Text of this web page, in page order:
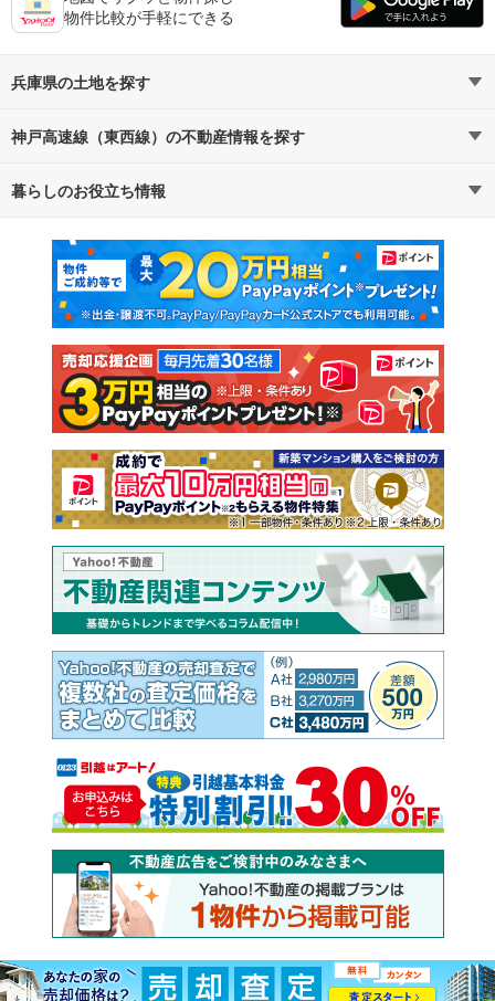
物件比較が手軽にできる
兵庫県の土地を探す
路線・駅から探す 地域から探す
通勤・通学時間から探す
神戸高速線（東西線）の不動産情報を探す
不動産・住宅
新築マンション 中古マンション
新築一戸建て 中古一戸建て
注文住宅 土地
売却査定
暮らしのお役立ち情報
マンションカタログ 教えて！住まいの先生